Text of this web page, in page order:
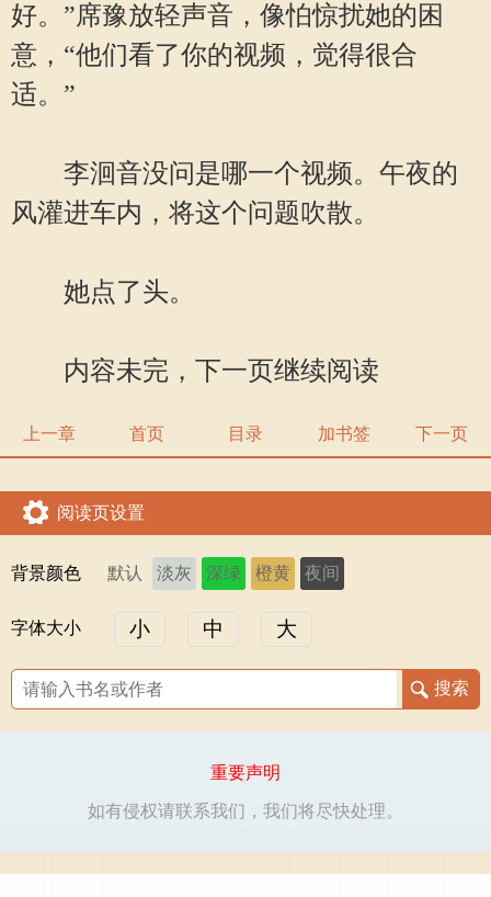
好。”席豫放轻声音，像怕惊扰她的困
意，“他们看了你的视频，觉得很合
适。”
李洄音没问是哪一个视频。午夜的
风灌进车内，将这个问题吹散。
她点了头。
内容未完，下一页继续阅读
上一章 首页 目录 加书签 下一页
阅读页设置
背景颜色 默认 淡灰 深绿 橙黄 夜间
字体大小 小 中 大
重要声明
如有侵权请联系我们，我们将尽快处理。